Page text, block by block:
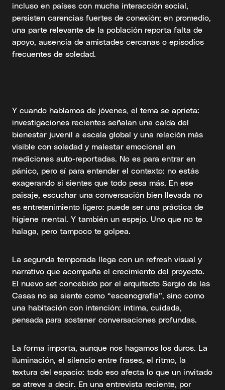
incluso en países con mucha interacción social,
persisten carencias fuertes de conexión; en promedio,
una parte relevante de la población reporta falta de
apoyo, ausencia de amistades cercanas o episodios
frecuentes de soledad.
Y cuando hablamos de jóvenes, el tema se aprieta:
investigaciones recientes señalan una caída del
bienestar juvenil a escala global y una relación más
visible con soledad y malestar emocional en
mediciones auto-reportadas. No es para entrar en
pánico, pero sí para entender el contexto: no estás
exagerando si sientes que todo pesa más. En ese
paisaje, escuchar una conversación bien llevada no
es entretenimiento ligero: puede ser una práctica de
higiene mental. Y también un espejo. Uno que no te
halaga, pero tampoco te golpea.
La segunda temporada llega con un refresh visual y
narrativo que acompaña el crecimiento del proyecto.
El nuevo set concebido por el arquitecto Sergio de las
Casas no se siente como “escenografía”, sino como
una habitación con intención: íntima, cuidada,
pensada para sostener conversaciones profundas.
La forma importa, aunque nos hagamos los duros. La
iluminación, el silencio entre frases, el ritmo, la
textura del espacio: todo eso afecta lo que un invitado
se atreve a decir. En una entrevista reciente, por